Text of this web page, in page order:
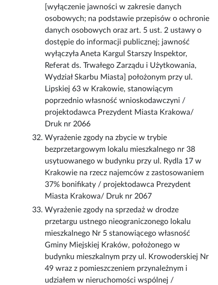
[wyłączenie jawności w zakresie danych
osobowych; na podstawie przepisów o ochronie
danych osobowych oraz art. 5 ust. 2 ustawy o
dostępie do informacji publicznej; jawność
wyłączyła Aneta Kargul Starszy Inspektor,
Referat ds. Trwałego Zarządu i Użytkowania,
Wydział Skarbu Miasta] położonym przy ul.
Lipskiej 63 w Krakowie, stanowiącym
poprzednio własność wnioskodawczyni /
projektodawca Prezydent Miasta Krakowa/
Druk nr 2066
Wyrażenie zgody na zbycie w trybie
bezprzetargowym lokalu mieszkalnego nr 38
usytuowanego w budynku przy ul. Rydla 17 w
Krakowie na rzecz najemców z zastosowaniem
37% bonifikaty / projektodawca Prezydent
Miasta Krakowa/ Druk nr 2067
Wyrażenie zgody na sprzedaż w drodze
przetargu ustnego nieograniczonego lokalu
mieszkalnego Nr 5 stanowiącego własność
Gminy Miejskiej Kraków, położonego w
budynku mieszkalnym przy ul. Krowoderskiej Nr
49 wraz z pomieszczeniem przynależnym i
udziałem w nieruchomości wspólnej /